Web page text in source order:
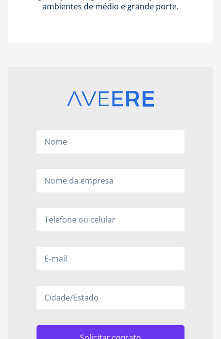
ambientes de médio e grande porte.